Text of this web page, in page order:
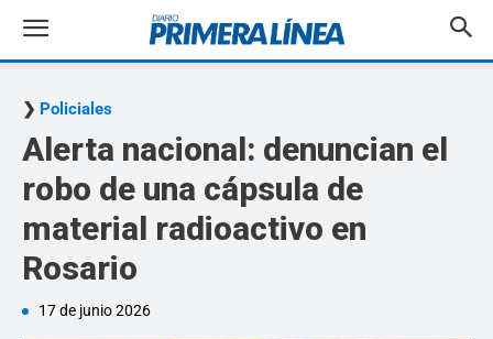
Policiales
Alerta nacional: denuncian el
robo de una cápsula de
material radioactivo en
Rosario
17 de junio 2026